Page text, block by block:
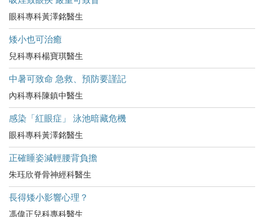
眼科專科黃澤銘醫生
矮小也可治癒
兒科專科楊寶琪醫生
中暑可致命 急救、預防要謹記
內科專科陳鎮中醫生
感染「紅眼症」 泳池暗藏危機
眼科專科黃澤銘醫生
正確睡姿減輕腰背負擔
朱珏欣脊骨神經科醫生
長得矮小影響心理？
馮偉正兒科專科醫生